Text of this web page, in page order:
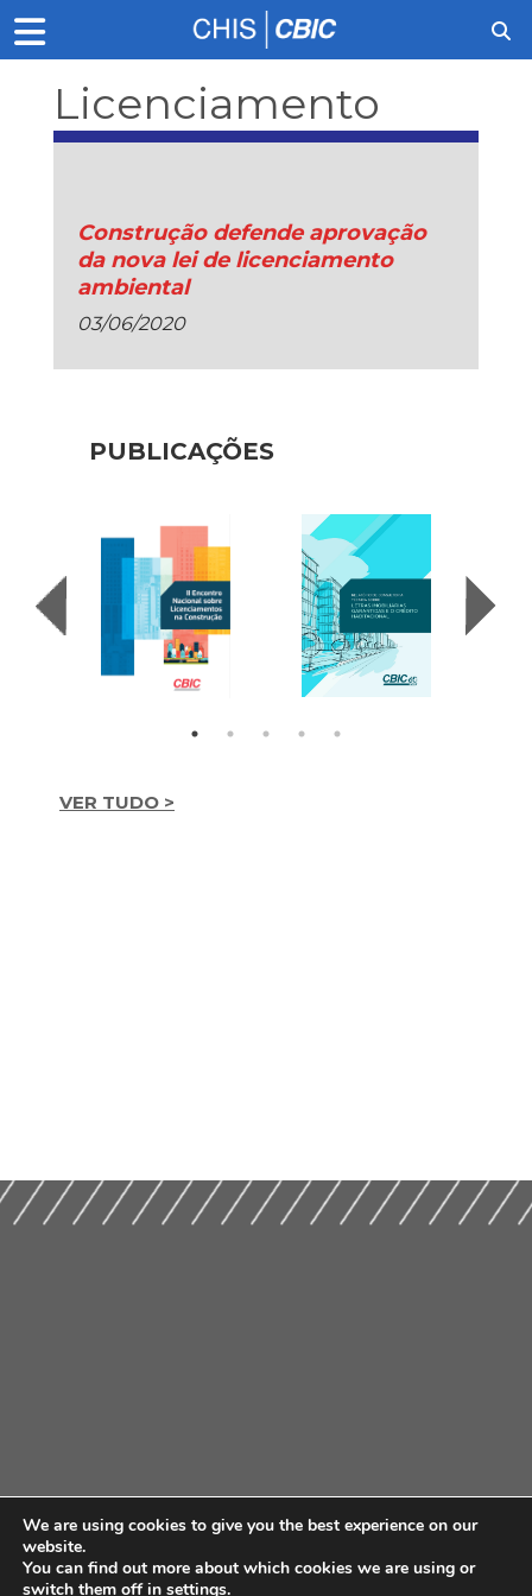
Licenciamento
Ambiental
Construção defende aprovação
da nova lei de licenciamento
ambiental
03/06/2020
PUBLICAÇÕES
VER TUDO >
We are using cookies to give you the best experience on our
website.
You can find out more about which cookies we are using or
switch them off in settings.